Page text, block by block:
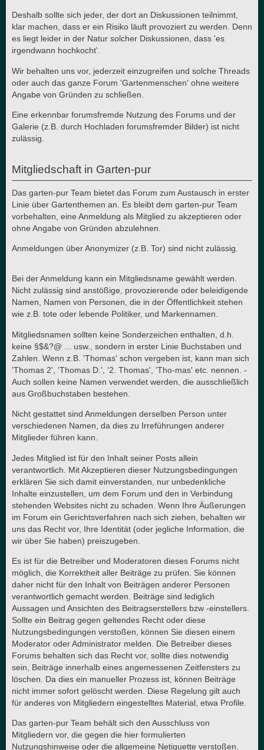
Deshalb sollte sich jeder, der dort an Diskussionen teilnimmt,
klar machen, dass er ein Risiko läuft provoziert zu werden. Denn
es liegt leider in der Natur solcher Diskussionen, dass 'es
irgendwann hochkocht'.
Wir behalten uns vor, jederzeit einzugreifen und solche Threads
oder auch das ganze Forum 'Gartenmenschen' ohne weitere
Angabe von Gründen zu schließen.
Eine erkennbar forumsfremde Nutzung des Forums und der
Galerie (z.B. durch Hochladen forumsfremder Bilder) ist nicht
zulässig.
Mitgliedschaft in Garten-pur
Das garten-pur Team bietet das Forum zum Austausch in erster
Linie über Gartenthemen an. Es bleibt dem garten-pur Team
vorbehalten, eine Anmeldung als Mitglied zu akzeptieren oder
ohne Angabe von Gründen abzulehnen.
Anmeldungen über Anonymizer (z.B. Tor) sind nicht zulässig.
Bei der Anmeldung kann ein Mitgliedsname gewählt werden.
Nicht zulässig sind anstößige, provozierende oder beleidigende
Namen, Namen von Personen, die in der Öffentlichkeit stehen
wie z.B. tote oder lebende Politiker, und Markennamen.
Mitgliedsnamen sollten keine Sonderzeichen enthalten, d.h.
keine §$&?@ ... usw., sondern in erster Linie Buchstaben und
Zahlen. Wenn z.B. 'Thomas' schon vergeben ist, kann man sich
'Thomas 2', 'Thomas D.', '2. Thomas', 'Tho-mas' etc. nennen. -
Auch sollen keine Namen verwendet werden, die ausschließlich
aus Großbuchstaben bestehen.
Nicht gestattet sind Anmeldungen derselben Person unter
verschiedenen Namen, da dies zu Irreführungen anderer
Mitglieder führen kann.
Jedes Mitglied ist für den Inhalt seiner Posts allein
verantwortlich. Mit Akzeptieren dieser Nutzungsbedingungen
erklären Sie sich damit einverstanden, nur unbedenkliche
Inhalte einzustellen, um dem Forum und den in Verbindung
stehenden Websites nicht zu schaden. Wenn Ihre Äußerungen
im Forum ein Gerichtsverfahren nach sich ziehen, behalten wir
uns das Recht vor, Ihre Identität (oder jegliche Information, die
wir über Sie haben) preiszugeben.
Es ist für die Betreiber und Moderatoren dieses Forums nicht
möglich, die Korrektheit aller Beiträge zu prüfen. Sie können
daher nicht für den Inhalt von Beiträgen anderer Personen
verantwortlich gemacht werden. Beiträge sind lediglich
Aussagen und Ansichten des Beitragserstellers bzw -einstellers.
Sollte ein Beitrag gegen geltendes Recht oder diese
Nutzungsbedingungen verstoßen, können Sie diesen einem
Moderator oder Administrator melden. Die Betreiber dieses
Forums behalten sich das Recht vor, sollte dies notwendig
sein, Beiträge innerhalb eines angemessenen Zeitfensters zu
löschen. Da dies ein manueller Prozess ist, können Beiträge
nicht immer sofort gelöscht werden. Diese Regelung gilt auch
für anderes von Mitgliedern eingestelltes Material, etwa Profile.
Das garten-pur Team behält sich den Ausschluss von
Mitgliedern vor, die gegen die hier formulierten
Nutzungshinweise oder die allgemeine Netiquette verstoßen.